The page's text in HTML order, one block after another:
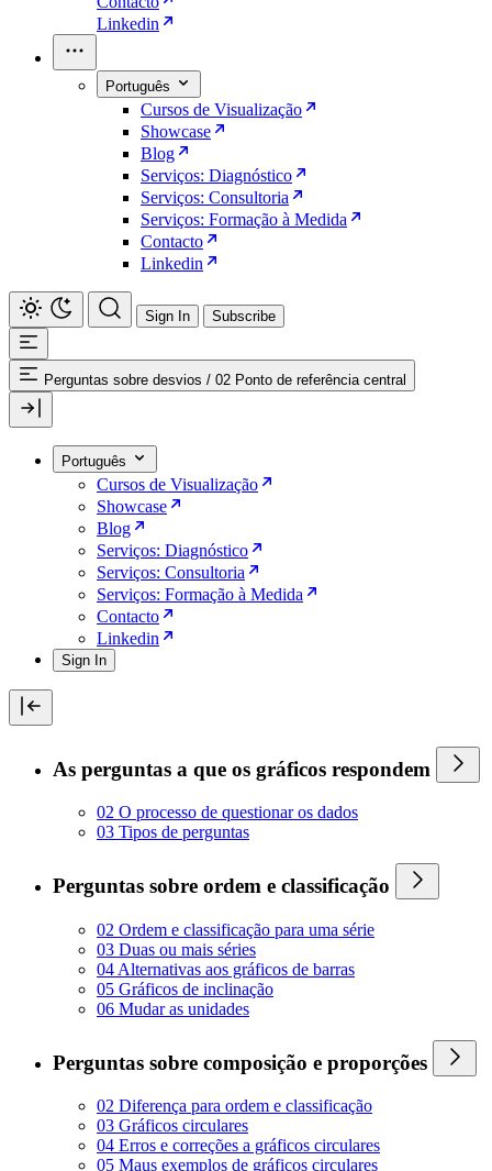
Linkedin
Português
Cursos de Visualização
Showcase
Blog
Serviços: Diagnóstico
Serviços: Consultoria
Serviços: Formação à Medida
Contacto
Linkedin
Sign In Subscribe
Perguntas sobre desvios / 02 Ponto de referência central
Português
Cursos de Visualização
Showcase
Blog
Serviços: Diagnóstico
Serviços: Consultoria
Serviços: Formação à Medida
Contacto
Linkedin
Sign In
As perguntas a que os gráficos respondem
02 O processo de questionar os dados
03 Tipos de perguntas
Perguntas sobre ordem e classificação
02 Ordem e classificação para uma série
03 Duas ou mais séries
04 Alternativas aos gráficos de barras
05 Gráficos de inclinação
06 Mudar as unidades
Perguntas sobre composição e proporções
02 Diferença para ordem e classificação
03 Gráficos circulares
04 Erros e correções a gráficos circulares
05 Maus exemplos de gráficos circulares